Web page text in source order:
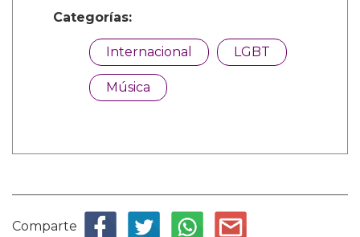
Categorías:
Internacional LGBT
Música
Comparte